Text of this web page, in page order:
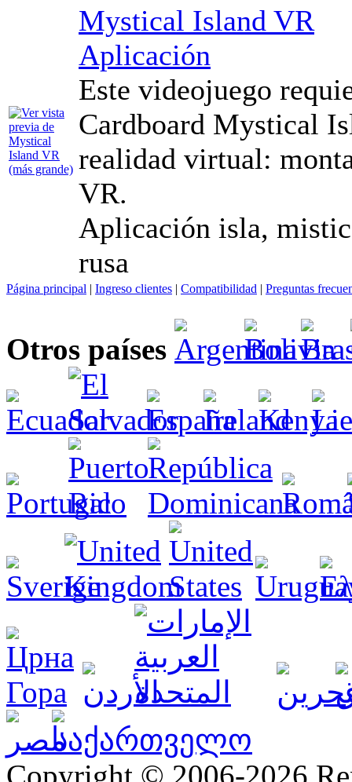
Mystical Island VR
Aplicación
Este videojuego
Cardboard Mystical
realidad virtual:
VR.
Aplicación isla,
rusa
Página principal | Ingreso clientes | Compatibilidad | Preguntas
Otros países
Copyright © 2006-2026